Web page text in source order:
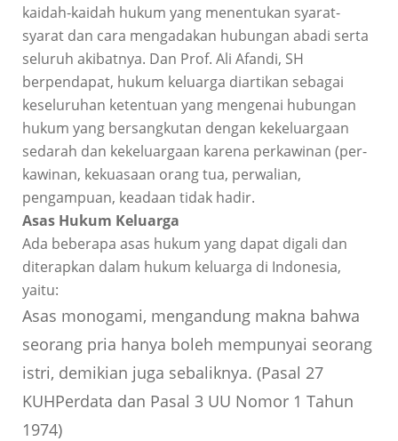
kaidah-kaidah hukum yang menentukan syarat-
syarat dan cara mengadakan hubungan abadi serta
seluruh akibatnya. Dan Prof. Ali Afandi, SH
berpendapat, hukum keluarga diartikan sebagai
keseluruhan ketentuan yang mengenai hubungan
hukum yang bersangkutan dengan ke­keluargaan
sedarah dan kekeluargaan karena perkawinan (per­
kawinan, kekuasaan orang tua, perwalian,
pengampuan, keadaan tidak hadir.
Asas Hukum Keluarga
Ada beberapa asas hukum yang dapat digali dan
diterapkan dalam hukum keluarga di Indonesia,
yaitu:
Asas monogami, mengandung makna bahwa
seorang pria hanya boleh mempunyai seorang
istri, demikian juga sebaliknya. (Pasal 27
KUHPerdata dan Pasal 3 UU Nomor 1 Tahun
1974)